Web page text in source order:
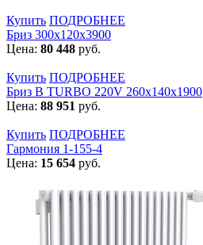
Купить ПОДРОБНЕЕ
Бриз 300х120х3900
Цена: 80 448 руб.
Купить ПОДРОБНЕЕ
Бриз В TURBO 220V 260х140х1900
Цена: 88 951 руб.
Купить ПОДРОБНЕЕ
Гармония 1-155-4
Цена: 15 654 руб.